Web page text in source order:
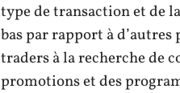
type de transaction et de
bas par rapport à
traders à la recherche de
promotions et des